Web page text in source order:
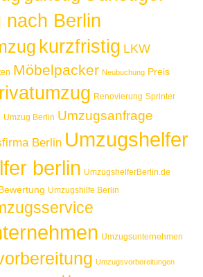
nach Berlin
kurzfristig LKW
Möbelpacker Neubuchung Preis
Renovierung Sprinter
Umzug Berlin Umzugsanfrage
Berlin Umzugshelfer
berlin UmzugshelferBerlin.de
Umzugshilfe Berlin
Umzugsunternehmen
Umzugsvorbereitungen